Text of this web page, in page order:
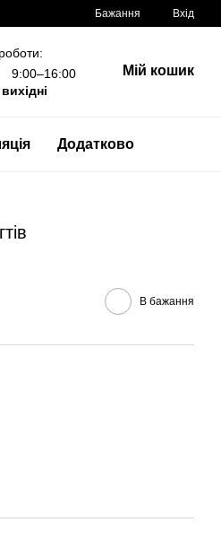
Бажання Вхід
9:00–16:00
Мій кошик
Додатково
В бажання